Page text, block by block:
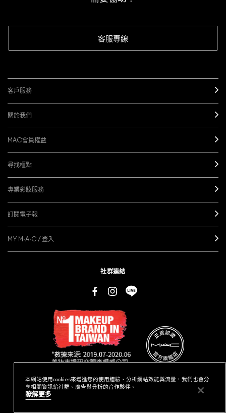
客服專線
客戶服務
關於我們
MAC會員權益
尋找櫃點
專業彩妝服務
訂閱電子報
MY M·A·C / 登入
社群連結
本網站使用cookies來增進您的使用體驗、分析網站效能與流量，我們也會分
享相關資訊給社群、廣告與分析的合作夥伴。
瞭解更多